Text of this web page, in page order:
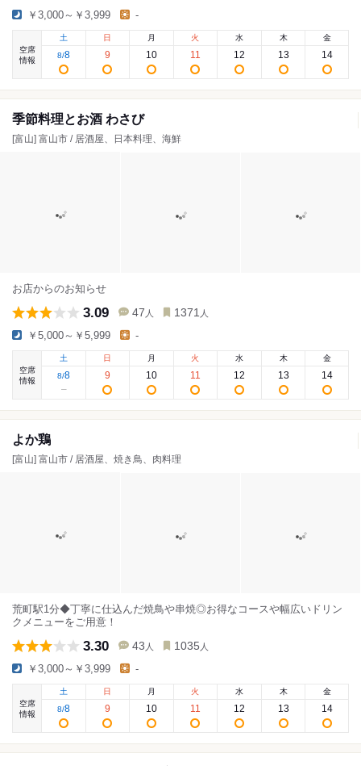
￥3,000～￥3,999 -
空席
情報
土
8/8
日
9
月
10
火
11
水
12
木
13
金
14
季節料理とお酒 わさび
[富山] 富山市 / 居酒屋、日本料理、海鮮
お店からのお知らせ
3.09 47 人 1371 人
￥5,000～￥5,999 -
空席
情報
土
8/8
日
9
月
10
火
11
水
12
木
13
金
14
よか鶏
[富山] 富山市 / 居酒屋、焼き鳥、肉料理
荒町駅1分◆丁寧に仕込んだ焼鳥や串焼◎お得なコースや幅広いドリン
クメニューをご用意！
3.30 43 人 1035 人
￥3,000～￥3,999 -
空席
情報
土
8/8
日
9
月
10
火
11
水
12
木
13
金
14